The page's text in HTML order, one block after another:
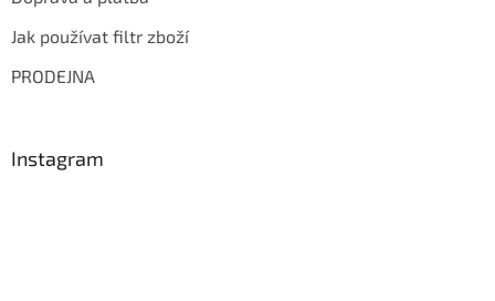
Jak používat filtr zboží
PRODEJNA
Instagram